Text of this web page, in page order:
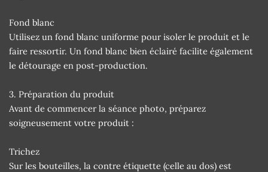
Fond blanc
Utilisez un fond blanc uniforme pour isoler le produit et le
faire ressortir. Un fond blanc bien éclairé facilite également
le détourage en post-production.
3. Préparation du produit
Avant de commencer la séance photo, préparez
soigneusement votre produit :
Trichez
Sur les bouteilles, la contre étiquette (celle au dos) est